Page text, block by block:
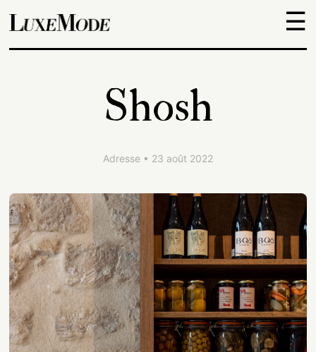
☰
Objets
Escapades
Découvertes
Adresses
À
propos
Shosh
Adresse • 23 août 2022